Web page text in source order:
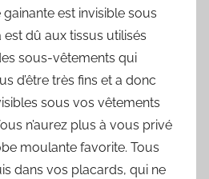
est invisible sous
dû aux tissus utilisés
sous-vêtements qui
d’être très fins et a donc
sous vos vêtements
n’aurez plus à vous privé
moulante favorite. Tous
dans vos placards, qui ne